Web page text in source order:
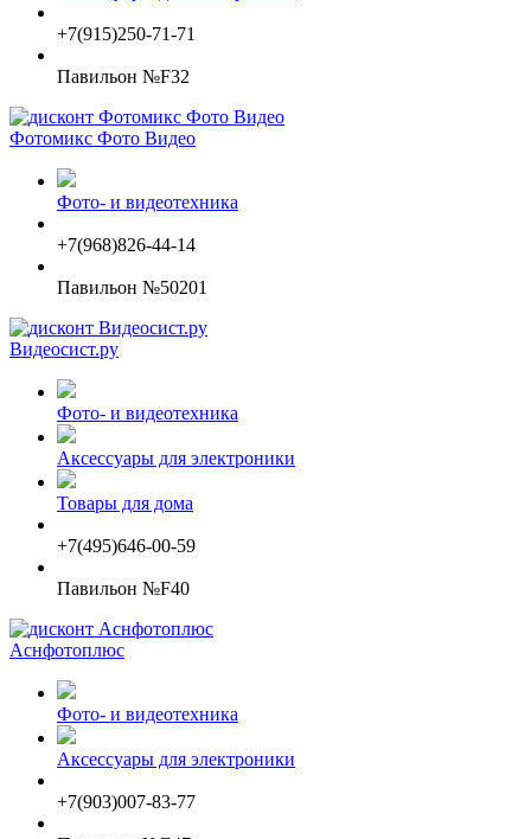
+7(915)250-71-71
Павильон №F32
Фотомикс Фото Видео
Фото- и видеотехника
+7(968)826-44-14
Павильон №50201
Видеосист.ру
Фото- и видеотехника
Аксессуары для электроники
Товары для дома
+7(495)646-00-59
Павильон №F40
Аснфотоплюс
Фото- и видеотехника
Аксессуары для электроники
+7(903)007-83-77